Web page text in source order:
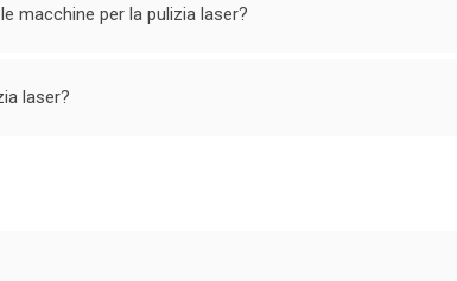
macchine per la pulizia laser?
laser?